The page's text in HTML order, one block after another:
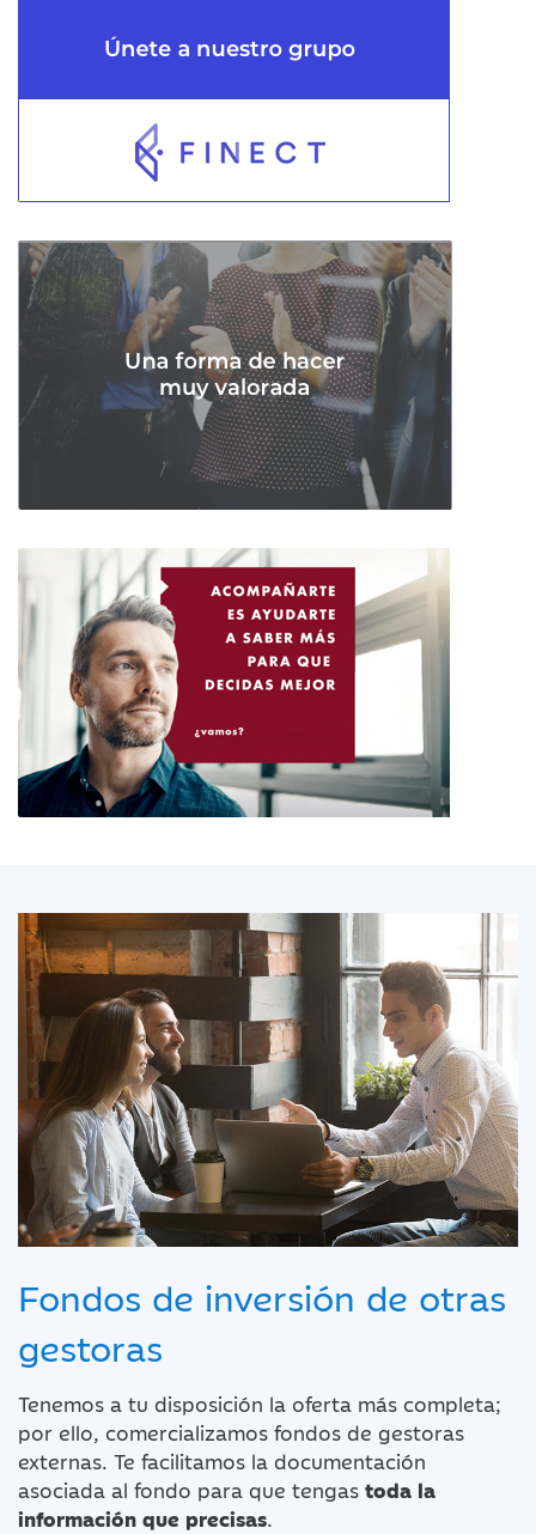
Fondos de inversión de otras
gestoras
Tenemos a tu disposición la oferta más completa;
por ello, comercializamos fondos de gestoras
externas. Te facilitamos la documentación
asociada al fondo para que tengas toda la
información que precisas.